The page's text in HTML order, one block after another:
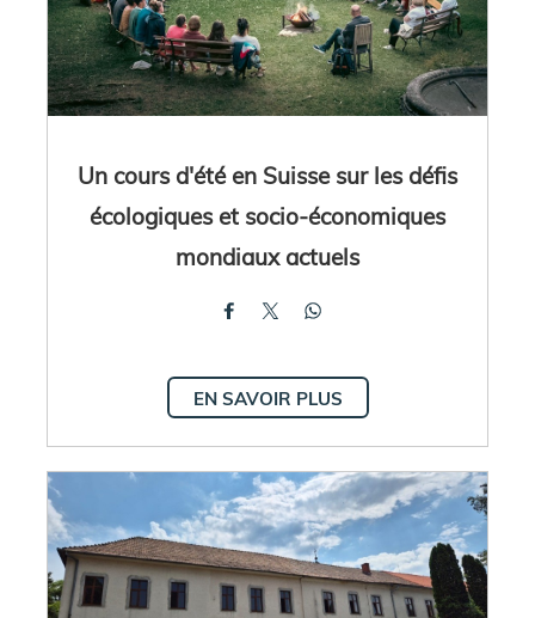
Un cours d'été en Suisse sur les défis
écologiques et socio-économiques
mondiaux actuels
EN SAVOIR PLUS